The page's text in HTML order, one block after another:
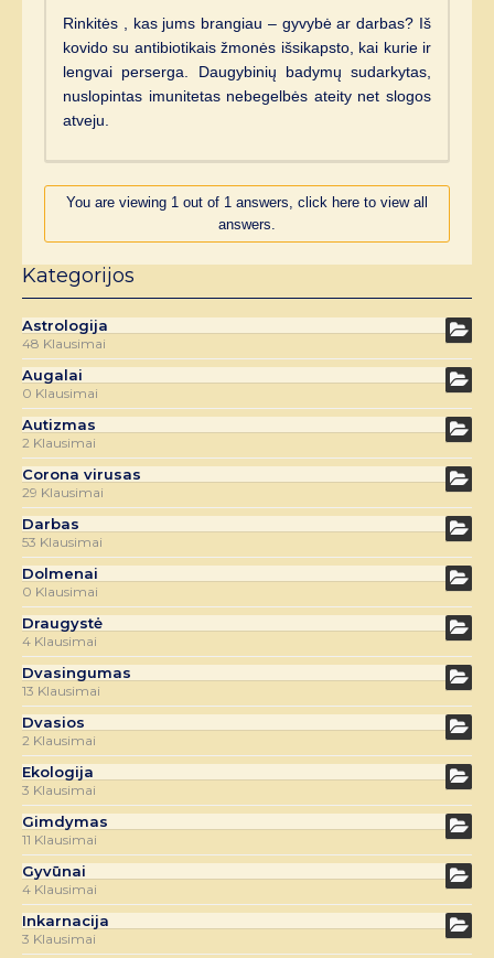
Rinkitės , kas jums brangiau – gyvybė ar darbas? Iš
kovido su antibiotikais žmonės išsikapsto, kai kurie ir
lengvai perserga. Daugybinių badymų sudarkytas,
nuslopintas imunitetas nebegelbės ateity net slogos
atveju.
You are viewing 1 out of 1 answers, click here to view all
answers.
Kategorijos
Astrologija
48 Klausimai
Augalai
0 Klausimai
Autizmas
2 Klausimai
Corona virusas
29 Klausimai
Darbas
53 Klausimai
Dolmenai
0 Klausimai
Draugystė
4 Klausimai
Dvasingumas
13 Klausimai
Dvasios
2 Klausimai
Ekologija
3 Klausimai
Gimdymas
11 Klausimai
Gyvūnai
4 Klausimai
Inkarnacija
3 Klausimai